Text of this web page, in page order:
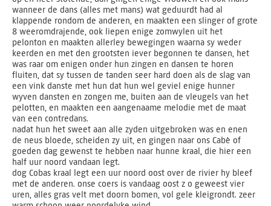
wanneer de dans (alles met mans) wat geduurdt had al
klappende rondom de anderen, en maakten een slinger of grote
8 weeromdrajende, ook liepen enige zomwylen uit het
pelonton en maakten allerley bewegingen waarna sy weder
keerden en met den grootsten iever begonnen te dansen, het
was raar om enigen onder hun zingen en dansen te horen
fluiten, dat sy tussen de tanden seer hard doen als de slag van
een vink danste met hun dat hun wel geviel enige hunner
wyven dansten en zongen me, buiten aan de vleugels van het
pelotten, en maakten een aangenaame melodie met de maat
van een contredans.
nadat hun het sweet aan alle zyden uitgebroken was en enen
de neus bloede, scheiden zy uit, en gingen naar ons Cabè of
goeden dag gewenst te hebben naar hunne kraal, die hier een
half uur noord vandaan legt.
dog Cobas kraal legt een uur noord oost over de rivier hy bleef
met de anderen. onse coers is vandaag oost z o geweest vier
uren, alles gras velt met doorn bomen, vol gele kleigrondt. zeer